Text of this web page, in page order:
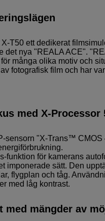
T50 ett dedikerat
det nya "REALA ACE".
många olika motiv och
fotografisk film och har
med X-Processor
sensorn "X-Trans™
funktion för kamerans
imponerade sätt. Den
flygplan och tåg.
med låg kontrast.
mängder av